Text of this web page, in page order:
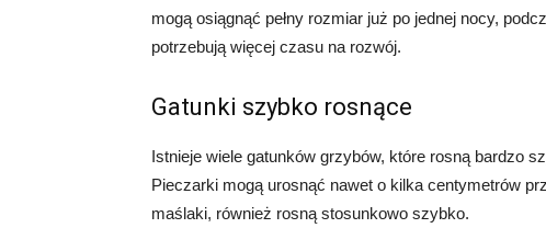
mogą osiągnąć pełny rozmiar już po jednej nocy,
potrzebują więcej czasu na rozwój.
Gatunki szybko rosnące
Istnieje wiele gatunków grzybów, które rosną bardzo
Pieczarki mogą urosnąć nawet o kilka centymetrów
maślaki, również rosną stosunkowo szybko.